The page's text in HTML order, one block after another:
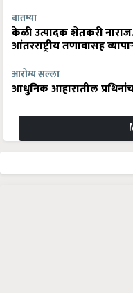
बातम्या
केळी उत्पादक शेतकरी
आंतरराष्ट्रीय तणावासह
आरोग्य सल्ला
आधुनिक आहारातील